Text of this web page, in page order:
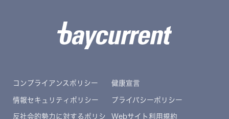
コンプライアンスポリシー 健康宣言
情報セキュリティポリシー プライバシーポリシー
反社会的勢力に対するポリシ
Webサイト利用規約